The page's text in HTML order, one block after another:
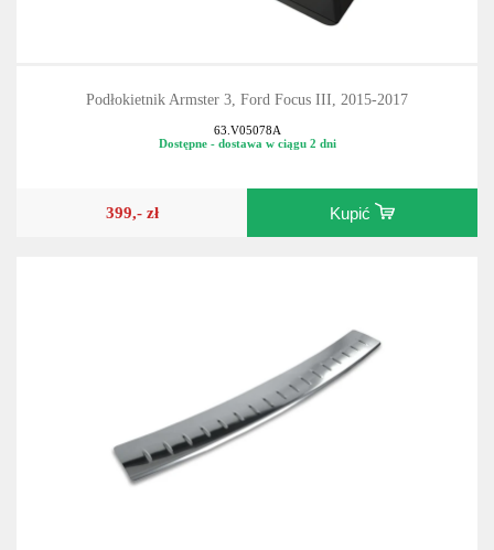
Podłokietnik Armster 3, Ford Focus III, 2015-2017
63.V05078A
Dostępne - dostawa w ciągu 2 dni
399,- zł Kupić